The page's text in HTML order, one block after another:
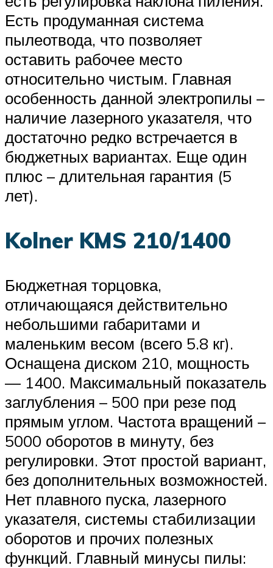
Есть продуманная система
пылеотвода, что позволяет
оставить рабочее место
относительно чистым. Главная
особенность данной электропилы –
наличие лазерного указателя, что
достаточно редко встречается в
бюджетных вариантах. Еще один
плюс – длительная гарантия (5
лет).
Kolner KMS 210/1400
Бюджетная торцовка,
отличающаяся действительно
небольшими габаритами и
маленьким весом (всего 5.8 кг).
Оснащена диском 210, мощность
— 1400. Максимальный показатель
заглубления – 500 при резе под
прямым углом. Частота вращений –
5000 оборотов в минуту, без
регулировки. Этот простой вариант,
без дополнительных возможностей.
Нет плавного пуска, лазерного
указателя, системы стабилизации
оборотов и прочих полезных
функций. Главный минусы пилы: